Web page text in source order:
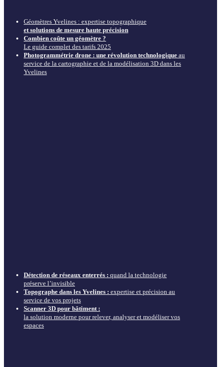
Géomètres Yvelines : expertise topographique
et solutions de mesure haute précision
Combien coûte un géomètre ?
Le guide complet des tarifs 2025
Photogrammétrie drone : une révolution technologique au
service de la cartographie et de la modélisation 3D dans les
Yvelines
Détection de réseaux enterrés : quand la technologie
préserve l’invisible
Topographe dans les Yvelines : expertise et précision au
service de vos projets
Scanner 3D pour bâtiment :
la solution moderne pour relever, analyser et modéliser vos
espaces